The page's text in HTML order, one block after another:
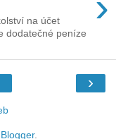
na účet
dodatečné peníze
›
Blogger.